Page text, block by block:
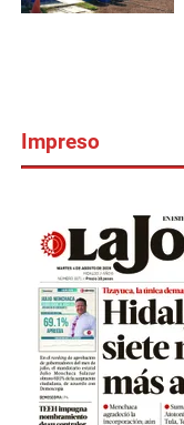
Impreso